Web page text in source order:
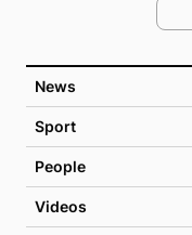
News
Sport
People
Videos